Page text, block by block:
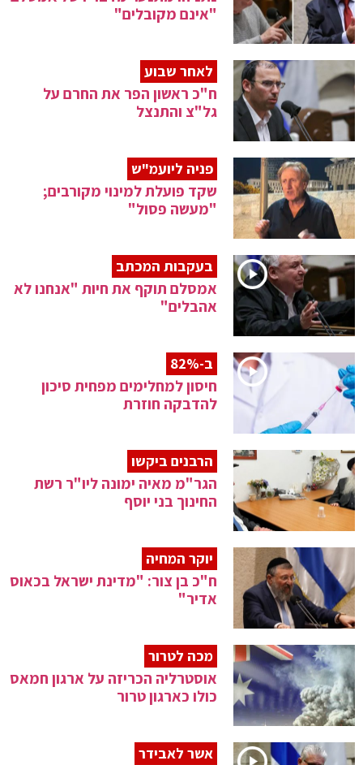
"אינם מקובלים"
לאחר שבוע
ח"כ ראשון הפר את החרם על
גל"צ והתנצל
פניה ליועמ"ש
שקד פועלת למינוי מקורבים;
"מעשה פסול"
בעקבות המכתב
אמסלם תוקף את חיות "אנחנו לא
אהבלים"
ב-82%
חיסון למחלימים מפחית סיכון
להדבקה חוזרת
הרבנים ביקשו
הגר"מ מאיה ימונה ליו"ר רשת
החינוך בני יוסף
יוקר המחיה
ח"כ בן צור: "מדינת ישראל בכאוס
אדיר"
מכה לטרור
אוסטרליה הכריזה על ארגון חמאס
כולו כארגון טרור
אשר לאבידר